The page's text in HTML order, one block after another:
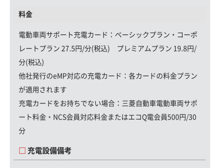
料金
電動車両サポート充電カード ：ベーシックプラン・コーポ
レートプラン 27.5円/分(税込) プレミアムプラン 19.8円/
分(税込)
他社発行のeMP対応の充電カード：各カードの料金プラン
が適用されます
充電カードをお持ちでない場合： 三菱自動車電動車両サポ
ート料金・NCS会員対応料金またはエコQ電会員500円/30
分
充電設備備考